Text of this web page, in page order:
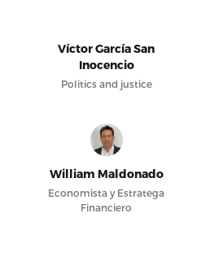
Víctor García San
Inocencio
Politics and justice
William Maldonado
Economista y Estratega
Financiero